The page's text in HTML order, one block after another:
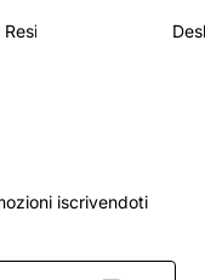
iscrivendoti